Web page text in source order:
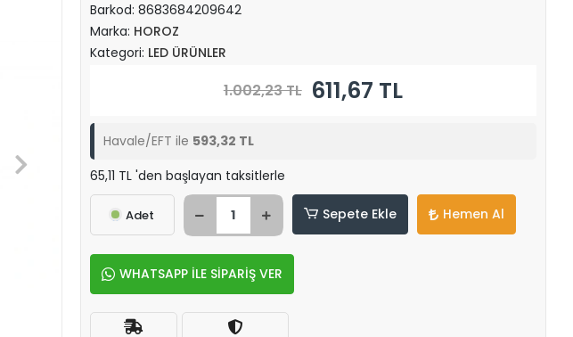
Barkod: 8683684209642
Marka: HOROZ
Kategori: LED ÜRÜNLER
1.002,23 TL 611,67 TL
Havale/EFT ile 593,32 TL
65,11 TL 'den başlayan taksitlerle
Adet Sepete Ekle Hemen Al
WHATSAPP İLE SİPARİŞ VER